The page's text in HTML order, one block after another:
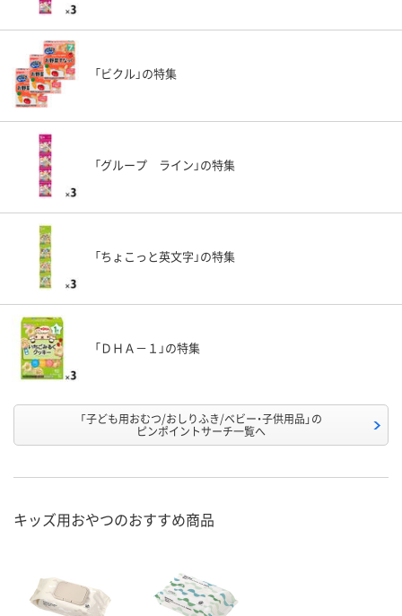
「ビクル」の特集
「グループ ライン」の特集
「ちょこっと英文字」の特集
「ＤＨＡ－１」の特集
「子ども用おむつ/おしりふき/ベビー・子供用品」の
ピンポイントサーチ一覧へ
キッズ用おやつのおすすめ商品